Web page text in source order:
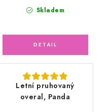
Skladem
Letní pruhovaný
overal, Panda